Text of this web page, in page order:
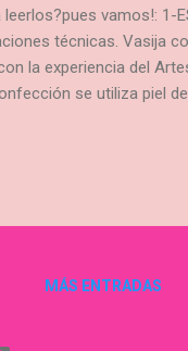
vamos!: 1-
técnicas. Vasija
la experiencia del
se utiliza piel
MANUAL DE USO
se puede ayudar
MÁS ENTRADAS